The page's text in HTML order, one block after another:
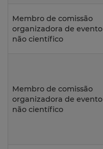
Membro de comissão
organizadora de evento
não científico
Membro de comissão
organizadora de evento
não científico